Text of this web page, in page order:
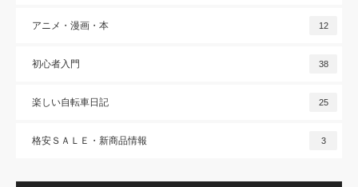
アニメ・漫画・本 12
初心者入門 38
楽しい自転車日記 25
格安ＳＡＬＥ・新商品情報 3